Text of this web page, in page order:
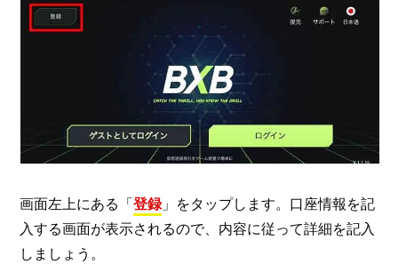
画面左上にある「登録」をタップします。口座情報を記
入する画面が表示されるので、内容に従って詳細を記入
しましょう。